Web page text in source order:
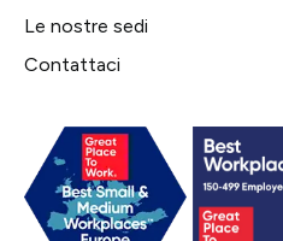
Le nostre sedi
Contattaci